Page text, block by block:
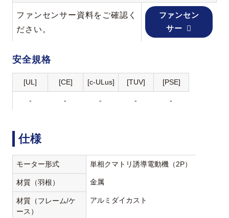
ファンセンサー資料をご確認く
ださい。
ファンセン
サー
安全規格
[UL] [CE] [c-ULus] [TUV] [PSE]
- - - - -
仕様
モーター形式 単相クマトリ誘導電動機（2P）
材質（羽根） 金属
材質（フレーム/ケ
ース）
アルミダイカスト